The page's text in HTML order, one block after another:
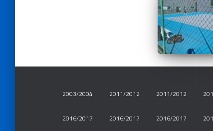
2003/2004 2011/2012 2011/2012
2016/2017 2016/2017 2016/2017